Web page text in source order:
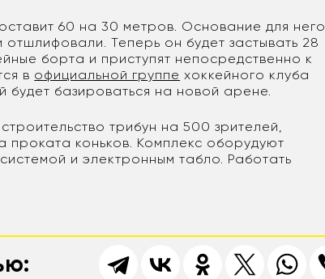
60 на 30 метров. Основание для него
Теперь он будет застывать 28
борта и приступят непосредственно к
в официальной группе хоккейного клуба
будет базироваться на новой арене.
трибун на 500 зрителей,
проката коньков. Комплекс оборудуют
и электронным табло. Работать